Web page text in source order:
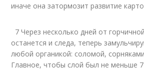
иначе она затормозит развитие
7 Через несколько дней от
останется и следа, теперь
любой органикой: соломой,
Главное, чтобы слой был не меньше